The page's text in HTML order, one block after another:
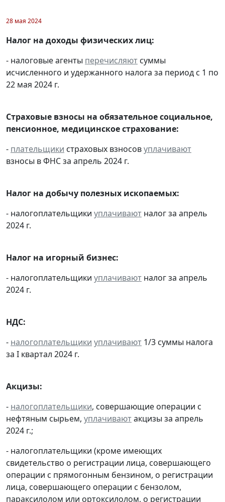
28 мая 2024
Налог на доходы физических лиц:
- налоговые агенты перечисляют суммы
исчисленного и удержанного налога за период с 1 по
22 мая 2024 г.
Страховые взносы на обязательное социальное,
пенсионное, медицинское страхование:
- плательщики страховых взносовуплачивают
взносы в ФНС за апрель 2024 г.
Налог на добычу полезных ископаемых:
- налогоплательщики уплачивают налог за апрель
2024 г.
Налог на игорный бизнес:
- налогоплательщики уплачивают налог за апрель
2024 г.
НДС:
- налогоплательщики уплачивают 1/3 суммы налога
за I квартал 2024 г.
Акцизы:
- налогоплательщики, совершающие операции с
нефтяным сырьем, уплачиваютакцизы за апрель
2024 г.;
- налогоплательщики (кроме имеющих
свидетельство о регистрации лица, совершающего
операции с прямогонным бензином, о регистрации
лица, совершающего операции с бензолом,
параксилолом или ортоксилолом, о регистрации